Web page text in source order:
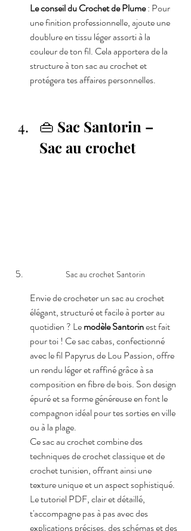
Le conseil du Crochet de Plume : Pour
une finition professionnelle, ajoute une
doublure en tissu léger assorti à la
couleur de ton fil. Cela apportera de la
structure à ton sac au crochet et
protégera tes affaires personnelles.
👜 Sac Santorin –
Sac au crochet
Sac au crochet Santorin
Envie de crocheter un sac au crochet
élégant, structuré et facile à porter au
quotidien ? Le modèle Santorin est fait
pour toi ! Ce sac cabas, confectionné
avec le fil Papyrus de Lou Passion, offre
un rendu léger et raffiné grâce à sa
composition en fibre de bois. Son design
épuré et sa forme généreuse en font le
compagnon idéal pour tes sorties en ville
ou à la plage.
Ce sac au crochet combine des
techniques de crochet classique et de
crochet tunisien, offrant ainsi une
texture unique et un aspect sophistiqué.
Le tutoriel PDF, clair et détaillé,
t'accompagne pas à pas avec des
explications précises, des schémas et des